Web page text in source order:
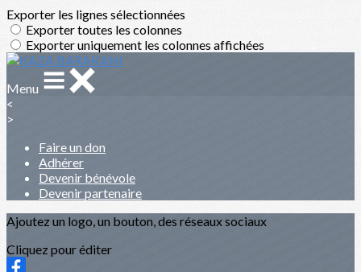
Exporter les lignes sélectionnées
Exporter toutes les colonnes
Exporter uniquement les colonnes affichées
Menu
<
>
Faire un don
Adhérer
Devenir bénévole
Devenir partenaire
Ajoutez un logo, un bouton, des réseaux sociaux
Cliquez pour éditer